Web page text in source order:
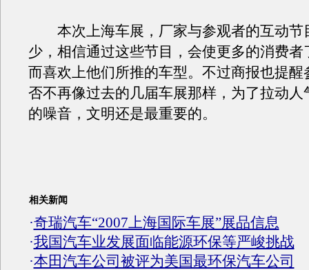
本次上海车展，厂家与参观者的互动节
少，相信通过这些节目，会使更多的消费者
而喜欢上他们所推的车型。不过商报也提醒
否不再像过去的几届车展那样，为了拉动人
的噪音，文明还是最重要的。
相关新闻
·奇瑞汽车“2007上海国际车展”展品信息
·我国汽车业发展面临能源环保等严峻挑战
·本田汽车公司被评为美国最环保汽车公司